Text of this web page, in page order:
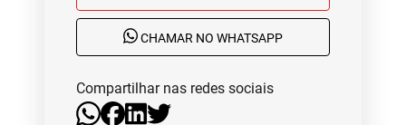
CHAMAR NO WHATSAPP
Compartilhar nas redes sociais